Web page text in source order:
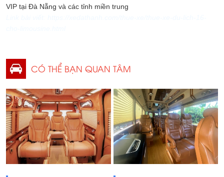
VIP tại Đà Nẵng và các tỉnh miền trung
CÓ THỂ BẠN QUAN TÂM